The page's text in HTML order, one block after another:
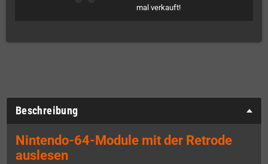
mal verkauft!
Beschreibung
Nintendo-64-Module mit der Retrode
auslesen